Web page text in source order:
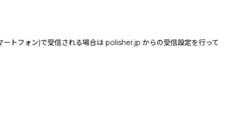
トフォン)で受信される場合は polisher.jp からの受信設定を行って